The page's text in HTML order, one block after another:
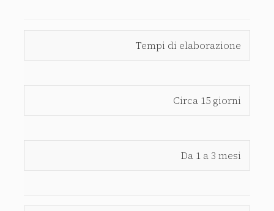
Tempi di elaborazione
Circa 15 giorni
Da 1 a 3 mesi